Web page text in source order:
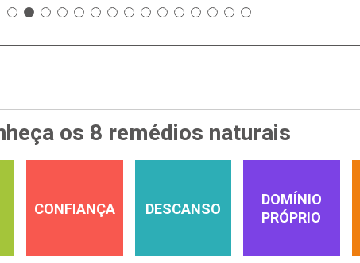
os 8 remédios naturais
CONFIANÇA DESCANSO
DOMÍNIO
PRÓPRIO